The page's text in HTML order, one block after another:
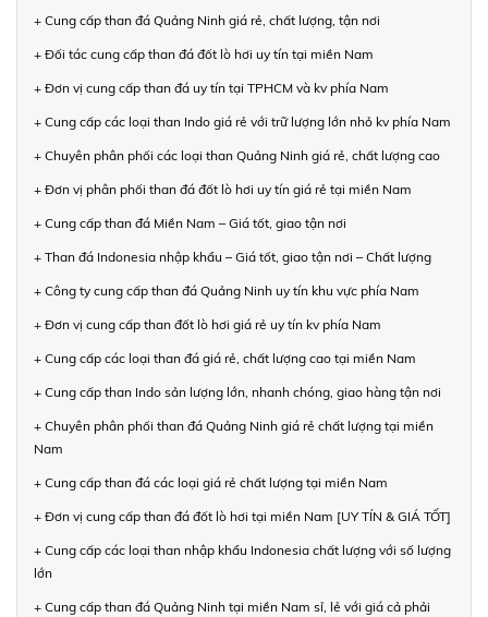
+ Cung cấp than đá Quảng Ninh giá rẻ, chất lượng, tận nơi
+ Đối tác cung cấp than đá đốt lò hơi uy tín tại miền Nam
+ Đơn vị cung cấp than đá uy tín tại TPHCM và kv phía Nam
+ Cung cấp các loại than Indo giá rẻ với trữ lượng lớn nhỏ kv phía Nam
+ Chuyên phân phối các loại than Quảng Ninh giá rẻ, chất lượng cao
+ Đơn vị phân phối than đá đốt lò hơi uy tín giá rẻ tại miền Nam
+ Cung cấp than đá Miền Nam – Giá tốt, giao tận nơi
+ Than đá Indonesia nhập khẩu – Giá tốt, giao tận nơi – Chất lượng
+ Công ty cung cấp than đá Quảng Ninh uy tín khu vực phía Nam
+ Đơn vị cung cấp than đốt lò hơi giá rẻ uy tín kv phía Nam
+ Cung cấp các loại than đá giá rẻ, chất lượng cao tại miền Nam
+ Cung cấp than Indo sản lượng lớn, nhanh chóng, giao hàng tận nơi
+ Chuyên phân phối than đá Quảng Ninh giá rẻ chất lượng tại miền
Nam
+ Cung cấp than đá các loại giá rẻ chất lượng tại miền Nam
+ Đơn vị cung cấp than đá đốt lò hơi tại miền Nam [UY TÍN & GIÁ TỐT]
+ Cung cấp các loại than nhập khẩu Indonesia chất lượng với số lượng
lớn
+ Cung cấp than đá Quảng Ninh tại miền Nam sỉ, lẻ với giá cả phải